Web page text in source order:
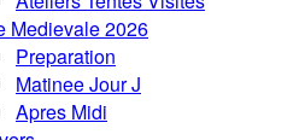
Medievale 2026
Preparation
Matinee Jour J
Apres Midi